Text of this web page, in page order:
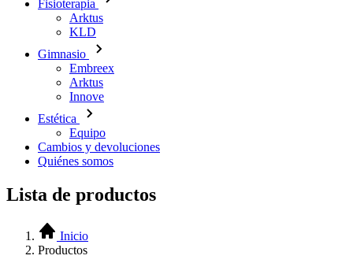
Fisioterapia
Arktus
KLD
Gimnasio
Embreex
Arktus
Innove
Estética
Equipo
Cambios y devoluciones
Quiénes somos
Lista de productos
Inicio
Productos